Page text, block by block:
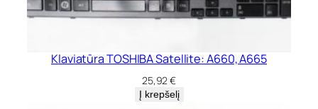
Klaviatūra TOSHIBA Satellite: A660, A665
25,92€
Į krepšelį